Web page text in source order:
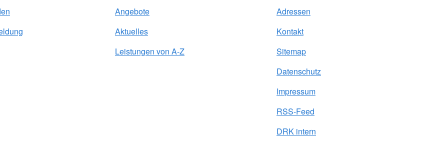
Angebote
Aktuelles
Leistungen von A-Z
Adressen
Kontakt
Sitemap
Datenschutz
Impressum
RSS-Feed
DRK intern